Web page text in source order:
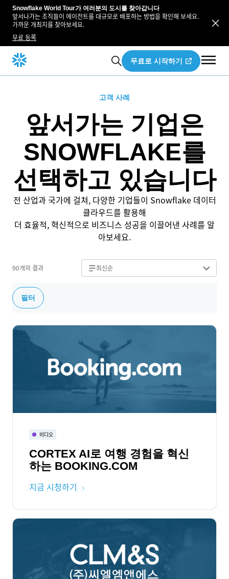
Snowflake World Tour가 여러분의 도시를 찾아갑니다
앞서나가는 조직들이 에이전트를 대규모로 배포하는 방법을 확인해 보세요.
가까운 개최지를 찾아보세요.
무료 등록
무료로 시작하기
고객 사례
앞서가는 기업은
SNOWFLAKE를
선택하고 있습니다
전 산업과 국가에 걸쳐, 다양한 기업들이 Snowflake 데이터
클라우드를 활용해
더 효율적, 혁신적으로 비즈니스 성공을 이끌어낸 사례를 알
아보세요.
90개의 결과 최신순
필터
비디오
CORTEX AI로 여행 경험을 혁신
하는 BOOKING.COM
지금 시청하기